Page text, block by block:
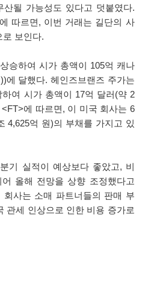
될 가능성도 있다고 덧붙였다.
따르면, 이번 거래는 길단의 사
로 보인다.
승하여 시가 총액이 105억 캐나
에 달했다. 헤인즈브랜즈 주가는
여 시가 총액이 17억 달러(약 2
에 따르면, 이 미국 회사는 6
4,625억 원)의 부채를 가지고 있
기 실적이 예상보다 좋았고, 비
올해 전망을 상향 조정했다고
사는 소매 파트너들의 판매 부
관세 인상으로 인한 비용 증가로